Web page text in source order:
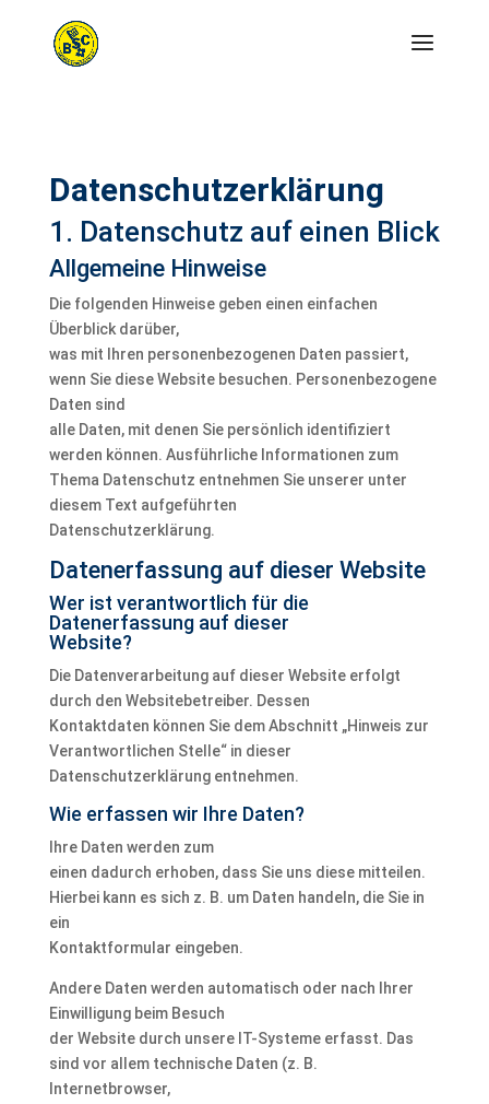
Datenschutz­erklärung
1. Datenschutz auf einen Blick
Allgemeine Hinweise
Die folgenden Hinweise geben einen einfachen
Überblick darüber,
was mit Ihren personenbezogenen Daten passiert,
wenn Sie diese Website besuchen. Personenbezogene
Daten sind
alle Daten, mit denen Sie persönlich identifiziert
werden können. Ausführliche Informationen zum
Thema Datenschutz entnehmen Sie unserer unter
diesem Text aufgeführten
Datenschutzerklärung.
Datenerfassung auf dieser Website
Wer ist verantwortlich für die
Datenerfassung auf dieser
Website?
Die Datenverarbeitung auf dieser Website erfolgt
durch den Websitebetreiber. Dessen
Kontaktdaten können Sie dem Abschnitt „Hinweis zur
Verantwortlichen Stelle“ in dieser
Datenschutzerklärung entnehmen.
Wie erfassen wir Ihre Daten?
Ihre Daten werden zum
einen dadurch erhoben, dass Sie uns diese mitteilen.
Hierbei kann es sich z. B. um Daten handeln, die Sie in
ein
Kontaktformular eingeben.
Andere Daten werden automatisch oder nach Ihrer
Einwilligung beim Besuch
der Website durch unsere IT-Systeme erfasst. Das
sind vor allem technische Daten (z. B.
Internetbrowser,